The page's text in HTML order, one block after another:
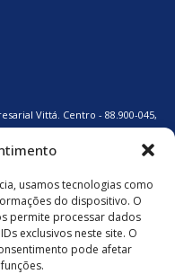
usamos tecnologias como
do dispositivo. O
permite processar dados
exclusivos neste site. O
pode afetar
Vittá. Centro - 88.900-045,